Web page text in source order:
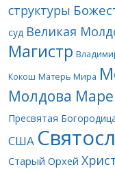
структуры
суд Великая
Магистр
Кокош Матерь Мира
Молдова Маре
Пресвятая
США
Старый Орхей